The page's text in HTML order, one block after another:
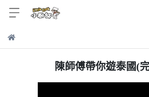
陳師傅帶你遊泰國(